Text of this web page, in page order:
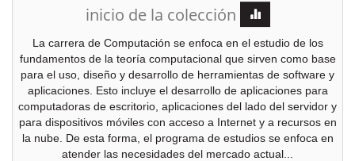
inicio de la colección
La carrera de Computación se enfoca en el estudio de los
fundamentos de la teoría computacional que sirven como base
para el uso, diseño y desarrollo de herramientas de software y
aplicaciones. Esto incluye el desarrollo de aplicaciones para
computadoras de escritorio, aplicaciones del lado del servidor y
para dispositivos móviles con acceso a Internet y a recursos en
la nube. De esta forma, el programa de estudios se enfoca en
atender las necesidades del mercado actual...